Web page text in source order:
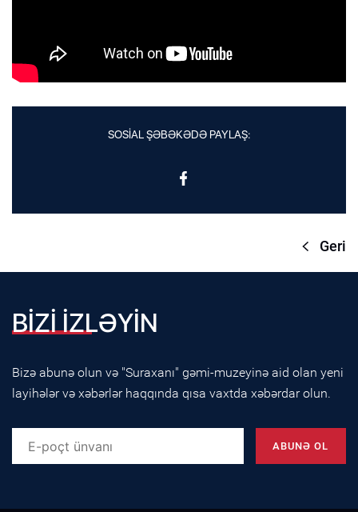
SOSİAL ŞƏBƏKƏDƏ PAYLAŞ:
Geri
BİZİ İZLƏYİN
Bizə abunə olun və "Suraxanı" gəmi-muzeyinə aid olan yeni
layihələr və xəbərlər haqqında qısa vaxtda xəbərdar olun.